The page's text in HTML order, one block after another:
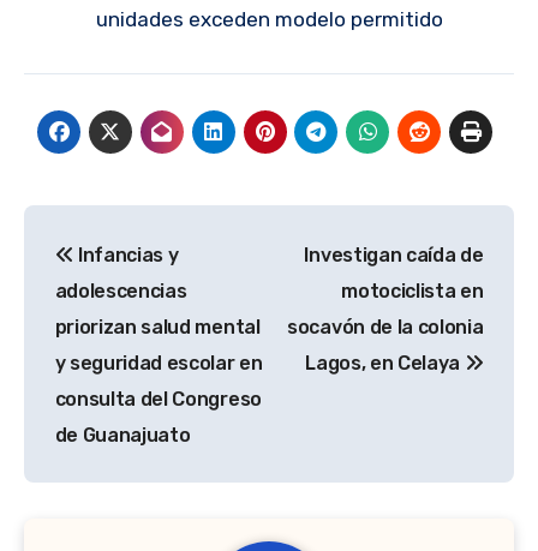
unidades exceden modelo permitido
de
entradas
Infancias y
adolescencias
priorizan salud mental
y seguridad escolar en
consulta del Congreso
de Guanajuato
Investigan caída de
motociclista en
socavón de la colonia
Lagos, en Celaya